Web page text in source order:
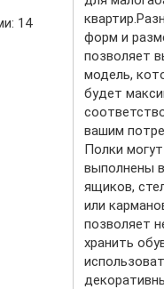
форм и
позволяет
модель,
будет
вашим
Полки
выполнены
ящиков,
или
позволяет
хранить